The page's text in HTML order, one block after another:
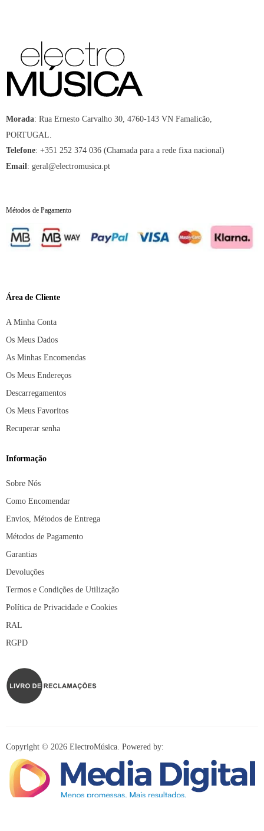
Morada: Rua Ernesto Carvalho 30, 4760-143 VN Famalicão,
PORTUGAL.
Telefone: +351 252 374 036 (Chamada para a rede fixa nacional)
Email : geral@electromusica.pt
Métodos de Pagamento
Área de Cliente
A Minha Conta
Os Meus Dados
As Minhas Encomendas
Os Meus Endereços
Descarregamentos
Os Meus Favoritos
Recuperar senha
Informação
Sobre Nós
Como Encomendar
Envios, Métodos de Entrega
Métodos de Pagamento
Garantias
Devoluções
Termos e Condições de Utilização
Política de Privacidade e Cookies
RAL
RGPD
Copyright © 2026 ElectroMúsica. Powered by: